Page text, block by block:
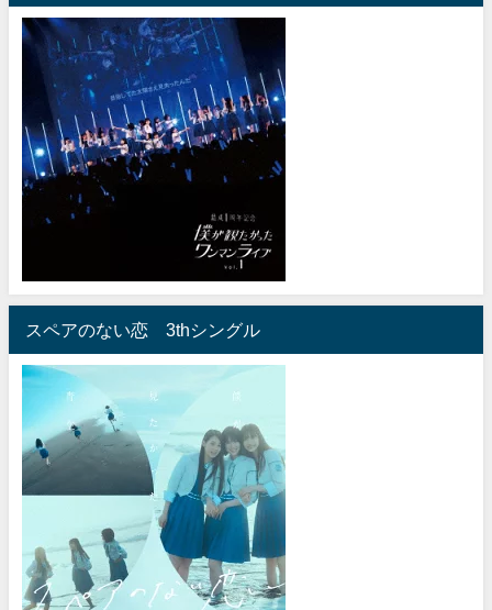
スペアのない恋 3thシングル